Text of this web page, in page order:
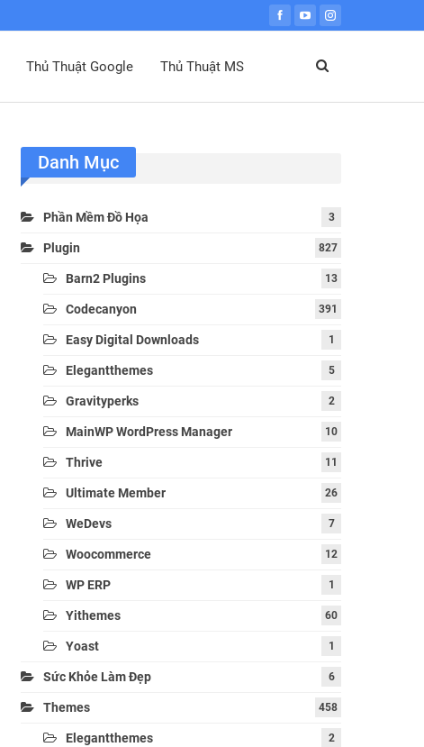
Thủ Thuật Google Thủ Thuật MS
Danh Mục
Phần Mềm Đồ Họa 3
Plugin 827
Barn2 Plugins 13
Codecanyon 391
Easy Digital Downloads 1
Elegantthemes 5
Gravityperks 2
MainWP WordPress Manager 10
Thrive 11
Ultimate Member 26
WeDevs 7
Woocommerce 12
WP ERP 1
Yithemes 60
Yoast 1
Sức Khỏe Làm Đẹp 6
Themes 458
Elegantthemes 2